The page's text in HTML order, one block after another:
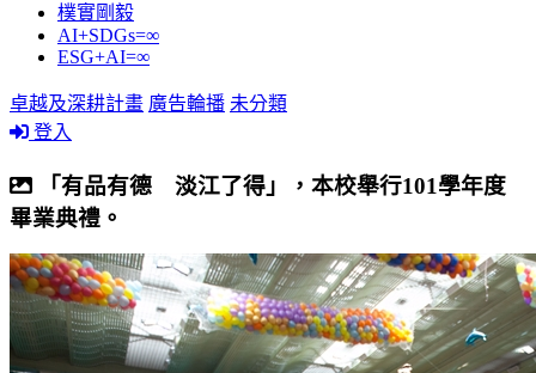
樸實剛毅
AI+SDGs=∞
ESG+AI=∞
卓越及深耕計畫 廣告輪播 未分類
登入
「有品有德 淡江了得」，本校舉行101學年度
畢業典禮。